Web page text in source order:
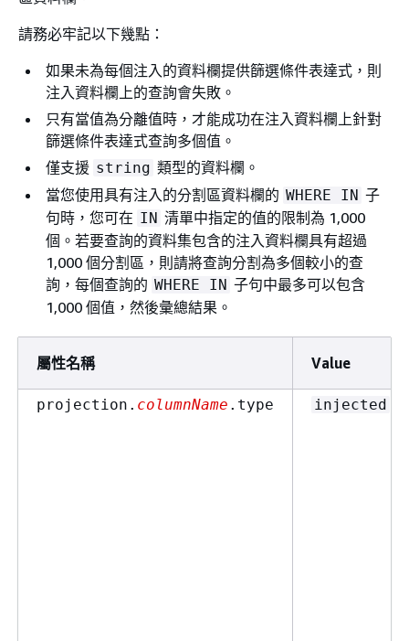
請務必牢記以下幾點：
如果未為每個注入的資料欄提供篩選條件表達式，則
注入資料欄上的查詢會失敗。
只有當值為分離值時，才能成功在注入資料欄上針對
篩選條件表達式查詢多個值。
僅支援 string 類型的資料欄。
當您使用具有注入的分割區資料欄的 WHERE IN 子
句時，您可在 IN 清單中指定的值的限制為 1,000
個。若要查詢的資料集包含的注入資料欄具有超過
1,000 個分割區，則請將查詢分割為多個較小的查
詢，每個查詢的 WHERE IN 子句中最多可以包含
1,000 個值，然後彙總結果。
屬性名稱 Value
projection. columnName .type injected